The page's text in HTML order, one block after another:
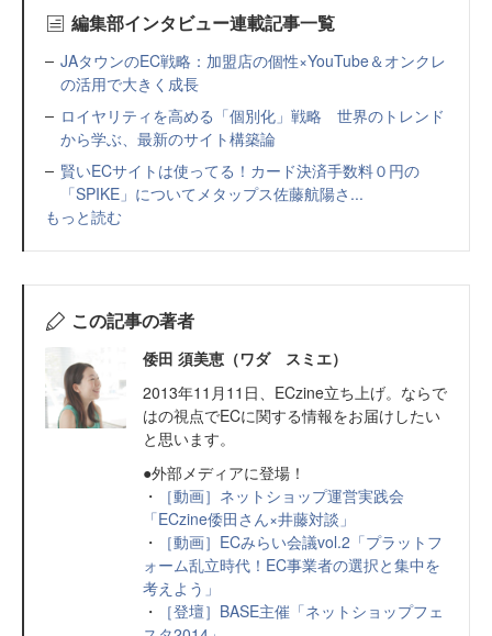
編集部インタビュー連載記事一覧
JAタウンのEC戦略：加盟店の個性×YouTube＆オンクレ
の活用で大きく成長
ロイヤリティを高める「個別化」戦略 世界のトレンド
から学ぶ、最新のサイト構築論
賢いECサイトは使ってる！カード決済手数料０円の
「SPIKE」についてメタップス佐藤航陽さ...
もっと読む
この記事の著者
倭田 須美恵（ワダ スミエ）
2013年11月11日、ECzine立ち上げ。ならで
はの視点でECに関する情報をお届けしたい
と思います。
●外部メディアに登場！
・
［動画］ネットショップ運営実践会
「ECzine倭田さん×井藤対談」
・
［動画］ECみらい会議vol.2「プラットフ
ォーム乱立時代！EC事業者の選択と集中を
考えよう」
・
［登壇］BASE主催「ネットショップフェ